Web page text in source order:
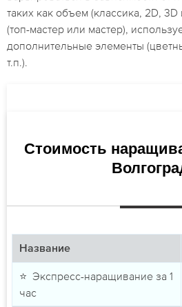
таких как объем (классика, 2D, 3D
(топ-мастер или мастер),
дополнительные элементы
т.п.).
Стоимость
Название
⭐ Экспресс-наращивание за 1
час